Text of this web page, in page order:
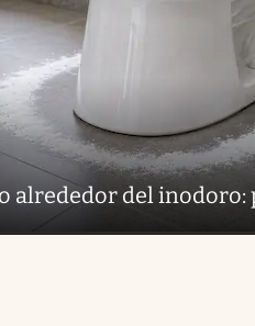
alrededor del inodoro: